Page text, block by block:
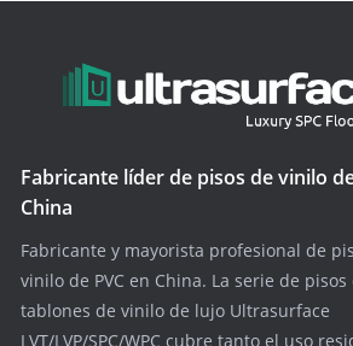
Fabricante líder de pisos de vinilo
China
Fabricante y mayorista profesional de
vinilo de PVC en China. La serie de pisos
tablones de vinilo de lujo Ultrasurface
LVT/LVP/SPC/WPC cubre tanto el uso